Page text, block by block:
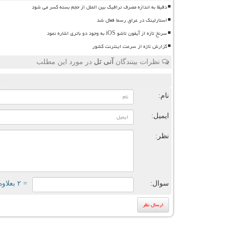
دقیقا به اندازه مصرف ترافیک بین الملل از حجم بسته کسر می شود
استارلینک در عراق رسما فعال شد
سرنخ تازه از آیفون تاشو iOS به وجود دو باتری اشاره نمود
گزارش تازه از سرعت اینترنت کشور
نظرات بینندگان آنی تل در مورد این مطلب
نام:
ایمیل:
نظر:
سوال: = ۲ بعلاوه ۳